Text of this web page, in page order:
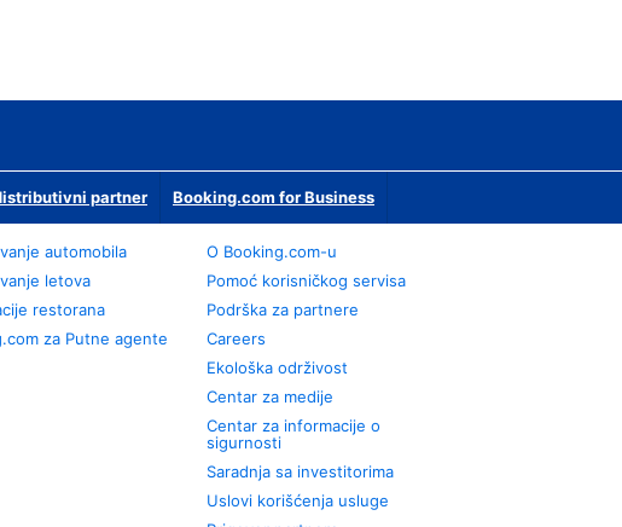
partner Booking.com for Business
automobila
letova
restorana
za Putne agente
О Booking.com-u
Pomoć korisničkog servisa
Podrška za partnere
Careers
Ekološka održivost
Centar za medije
Centar za informacije o
sigurnosti
Saradnja sa investitorima
Uslovi korišćenja usluge